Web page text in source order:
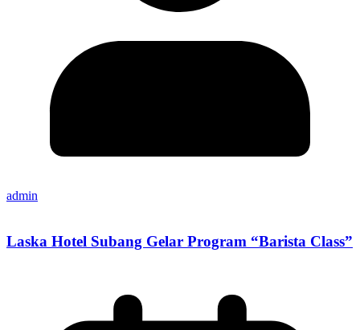
admin
Laska Hotel Subang Gelar Program “Barista Class”